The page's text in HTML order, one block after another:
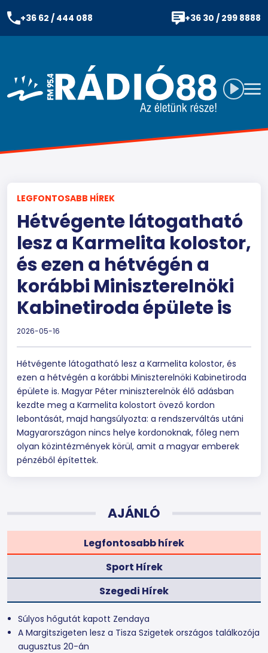
+36 62 / 444 088 +36 30 / 299 8888
LEGFONTOSABB HÍREK
Hétvégente látogatható
lesz a Karmelita kolostor,
és ezen a hétvégén a
korábbi Miniszterelnöki
Kabinetiroda épülete is
2026-05-16
Hétvégente látogatható lesz a Karmelita kolostor, és
ezen a hétvégén a korábbi Miniszterelnöki Kabinetiroda
épülete is. Magyar Péter miniszterelnök élő adásban
kezdte meg a Karmelita kolostort övező kordon
lebontását, majd hangsúlyozta: a rendszerváltás utáni
Magyarországon nincs helye kordonoknak, főleg nem
olyan közintézmények körül, amit a magyar emberek
pénzéből építettek.
AJÁNLÓ
Legfontosabb hírek
Sport Hírek
Szegedi Hírek
Súlyos hőgutát kapott Zendaya
A Margitszigeten lesz a Tisza Szigetek országos találkozója
augusztus 20-án